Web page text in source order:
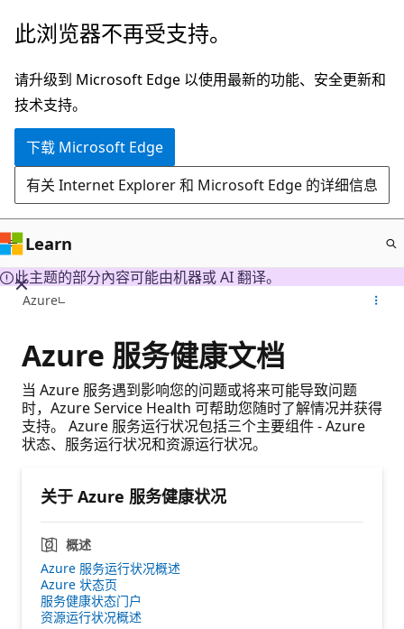
跳
主
要
内
此浏览器不再受支持。
请升级到 Microsoft Edge 以使用最新的功能、安全更新和
技术支持。
下载 Microsoft Edge
有关 Internet Explorer 和 Microsoft Edge 的详细信息
Learn
此主题的部分內容可能由机器或 AI 翻译。
Azure
Azure 服务健康文档
当 Azure 服务遇到影响您的问题或将来可能导致问题
时，Azure Service Health 可帮助您随时了解情况并获得
支持。 Azure 服务运行状况包括三个主要组件 - Azure
状态、服务运行状况和资源运行状况。
关于 Azure 服务健康状况
概述
Azure 服务运行状况概述
Azure 状态页
服务健康状态门户
资源运行状况概述